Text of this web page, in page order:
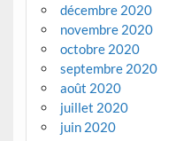
décembre 2020
novembre 2020
octobre 2020
septembre 2020
août 2020
juillet 2020
juin 2020